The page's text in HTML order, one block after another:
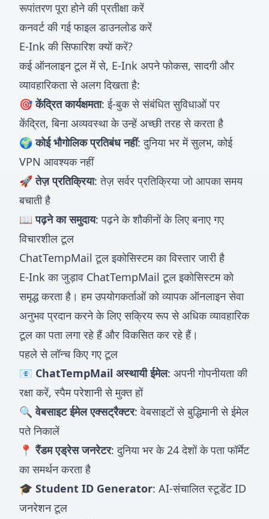
रूपांतरण पूरा होने की प्रतीक्षा करें
कनवर्ट की गई फाइल डाउनलोड करें
E-Ink की सिफारिश क्यों करें?
कई ऑनलाइन टूल में से, E-Ink अपने फोकस, सादगी और
व्यावहारिकता से अलग दिखता है:
🎯 केंद्रित कार्यक्षमता: ई-बुक से संबंधित सुविधाओं पर
केंद्रित, बिना अव्यवस्था के उन्हें अच्छी तरह से करता है
🌍 कोई भौगोलिक प्रतिबंध नहीं: दुनिया भर में सुलभ, कोई
VPN आवश्यक नहीं
🚀 तेज़ प्रतिक्रिया: तेज़ सर्वर प्रतिक्रिया जो आपका समय
बचाती है
📖 पढ़ने का समुदाय: पढ़ने के शौकीनों के लिए बनाए गए
विचारशील टूल
ChatTempMail टूल इकोसिस्टम का विस्तार जारी है
E-Ink का जुड़ाव ChatTempMail टूल इकोसिस्टम को
समृद्ध करता है। हम उपयोगकर्ताओं को व्यापक ऑनलाइन सेवा
अनुभव प्रदान करने के लिए सक्रिय रूप से अधिक व्यावहारिक
टूल का पता लगा रहे हैं और विकसित कर रहे हैं।
पहले से लॉन्च किए गए टूल
📧 ChatTempMail अस्थायी ईमेल: अपनी गोपनीयता की
रक्षा करें, स्पैम परेशानी से मुक्त हों
🔍 वेबसाइट ईमेल एक्सट्रैक्टर: वेबसाइटों से बुद्धिमानी से ईमेल
पते निकालें
📍 रैंडम एड्रेस जनरेटर: दुनिया भर के 24 देशों के पता फॉर्मेट
का समर्थन करता है
🎓 Student ID Generator: AI-संचालित स्टूडेंट ID
जनरेशन टूल